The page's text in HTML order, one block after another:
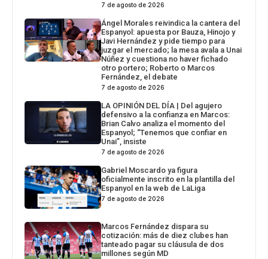
7 de agosto de 2026
Ángel Morales reivindica la cantera del
Espanyol: apuesta por Bauza, Hinojo y
Javi Hernández y pide tiempo para
juzgar el mercado; la mesa avala a Unai
Núñez y cuestiona no haver fichado
otro portero; Roberto o Marcos
Fernández, el debate
7 de agosto de 2026
LA OPINIÓN DEL DÍA | Del agujero
defensivo a la confianza en Marcos:
Brian Calvo analiza el momento del
Espanyol; “Tenemos que confiar en
Unai”, insiste
7 de agosto de 2026
Gabriel Moscardo ya figura
oficialmente inscrito en la plantilla del
Espanyol en la web de LaLiga
7 de agosto de 2026
Marcos Fernández dispara su
cotización: más de diez clubes han
tanteado pagar su cláusula de dos
millones según MD